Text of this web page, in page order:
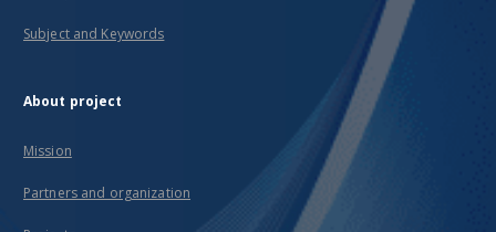
Subject and Keywords
About project
Mission
Partners and organization